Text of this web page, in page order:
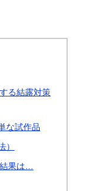
る結露対策
な試作品
果は…